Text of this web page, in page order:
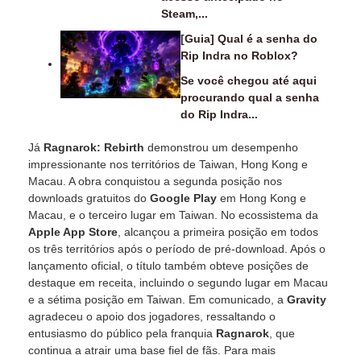
Steam,...
[Guia] Qual é a senha do
Rip Indra no Roblox?
Se você chegou até aqui
procurando qual a senha
do Rip Indra...
Já Ragnarok: Rebirth demonstrou um desempenho
impressionante nos territórios de Taiwan, Hong Kong e
Macau. A obra conquistou a segunda posição nos
downloads gratuitos do Google Play em Hong Kong e
Macau, e o terceiro lugar em Taiwan. No ecossistema da
Apple App Store , alcançou a primeira posição em todos
os três territórios após o período de pré-download. Após o
lançamento oficial, o título também obteve posições de
destaque em receita, incluindo o segundo lugar em Macau
e a sétima posição em Taiwan. Em comunicado, a Gravity
agradeceu o apoio dos jogadores, ressaltando o
entusiasmo do público pela franquia Ragnarok , que
continua a atrair uma base fiel de fãs. Para mais